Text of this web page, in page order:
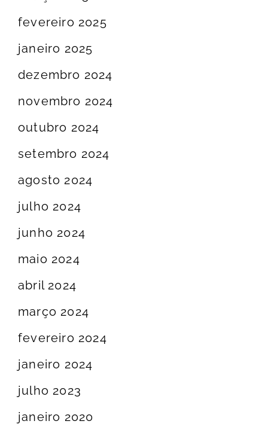
fevereiro 2025
janeiro 2025
dezembro 2024
novembro 2024
outubro 2024
setembro 2024
agosto 2024
julho 2024
junho 2024
maio 2024
abril 2024
março 2024
fevereiro 2024
janeiro 2024
julho 2023
janeiro 2020